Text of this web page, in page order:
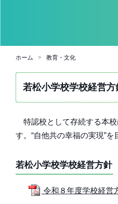
ホーム 教育・文化
若松小学校学校経営
特認校として存続する本校
す。“自他共の幸福の実現”
若松小学校学校経営方針
令和８年度学校経